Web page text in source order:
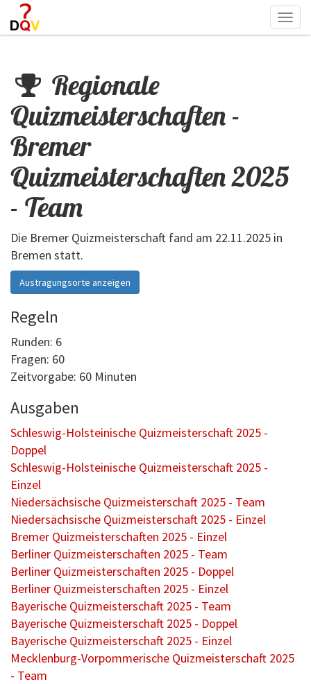
Regionale
Quizmeisterschaften -
Bremer
Quizmeisterschaften 2025
- Team
Die Bremer Quizmeisterschaft fand am 22.11.2025 in
Bremen statt.
Austragungsorte anzeigen
Regeln
Runden: 6
Fragen: 60
Zeitvorgabe: 60 Minuten
Ausgaben
Schleswig-Holsteinische Quizmeisterschaft 2025 -
Doppel
Schleswig-Holsteinische Quizmeisterschaft 2025 -
Einzel
Niedersächsische Quizmeisterschaft 2025 - Team
Niedersächsische Quizmeisterschaft 2025 - Einzel
Bremer Quizmeisterschaften 2025 - Einzel
Berliner Quizmeisterschaften 2025 - Team
Berliner Quizmeisterschaften 2025 - Doppel
Berliner Quizmeisterschaften 2025 - Einzel
Bayerische Quizmeisterschaft 2025 - Team
Bayerische Quizmeisterschaft 2025 - Doppel
Bayerische Quizmeisterschaft 2025 - Einzel
Mecklenburg-Vorpommerische Quizmeisterschaft 2025
- Team